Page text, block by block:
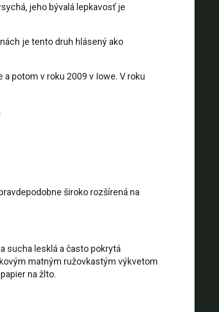
jeho bývalá lepkavosť je
je tento druh hlásený ako
potom v roku 2009 v Iowe. V roku
široko rozšírená na
sucha lesklá a často pokrytá
matným ružovkastým výkvetom
na žlto.